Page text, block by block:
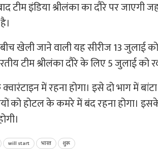
इंडिया श्रीलंका का दौरे पर जाएगी
खेली जाने वाली यह सीरीज 13 जुलाई
टीम श्रीलंका दौरे के लिए 5 जुलाई को
में रहना होगा। इसे दो भाग में
को होटल के कमरे में बंद रहना होगा।
will start भारत शुरू